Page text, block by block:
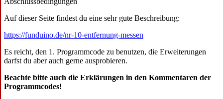
Auf dieser Seite findest du eine sehr gute Beschreibung:
https://funduino.de/nr-10-entfernung-messen
Es reicht, den 1. Programmcode zu benutzen, die Erweiterungen
darfst du aber auch gerne ausprobieren.
Beachte bitte auch die Erklärungen in den Kommentaren der
Programmcodes!